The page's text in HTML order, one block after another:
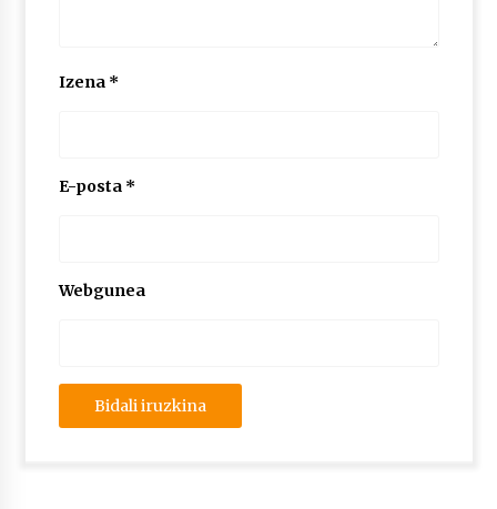
Izena *
E-posta *
Webgunea